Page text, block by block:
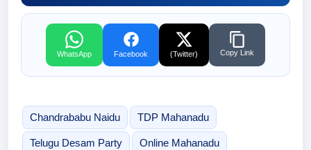
WhatsApp Facebook (Twitter) Copy Link
Chandrababu Naidu TDP Mahanadu
Telugu Desam Party Online Mahanadu